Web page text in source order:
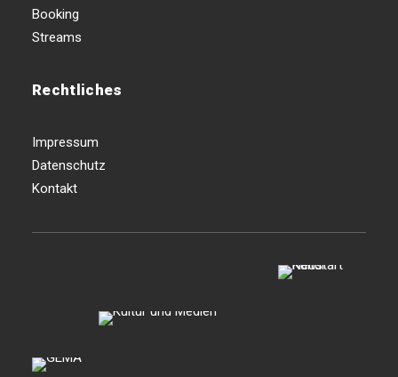
Booking
Streams
Rechtliches
Impressum
Datenschutz
Kontakt